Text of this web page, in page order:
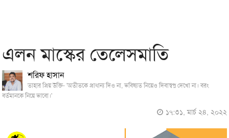
এলন মাস্কের তেলেসমাতি
শরিফ হাসান
তাহার প্রিয় উক্তি- 'অতীতকে প্রাধান্য দিও না, ভবিষ্যত নিয়েও দিবাস্বপ্ন দেখো না। বরং
বর্তমানকে নিয়ে ভাবো।'
১৭:৩১, মার্চ ২৪, ২০২২